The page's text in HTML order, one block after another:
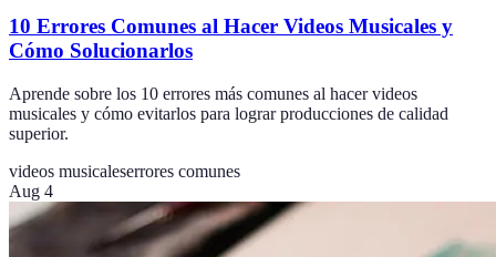
10 Errores Comunes al Hacer Videos Musicales y
Cómo Solucionarlos
Aprende sobre los 10 errores más comunes al hacer videos
musicales y cómo evitarlos para lograr producciones de calidad
superior.
videos musicaleserrores comunes
Aug 4